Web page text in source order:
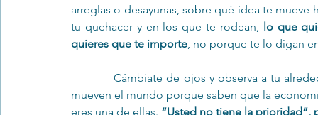
arreglas o desayunas, sobre qué idea te mueve
tu quehacer y en los que te rodean, lo que
quieres que te importe, no porque te lo digan
            Cámbiate de ojos y observa a tu alrededor a personas que no hacen gestos ostentosos y que
mueven el mundo porque saben que la
eres una de ellas. “Usted no tiene la prioridad”,